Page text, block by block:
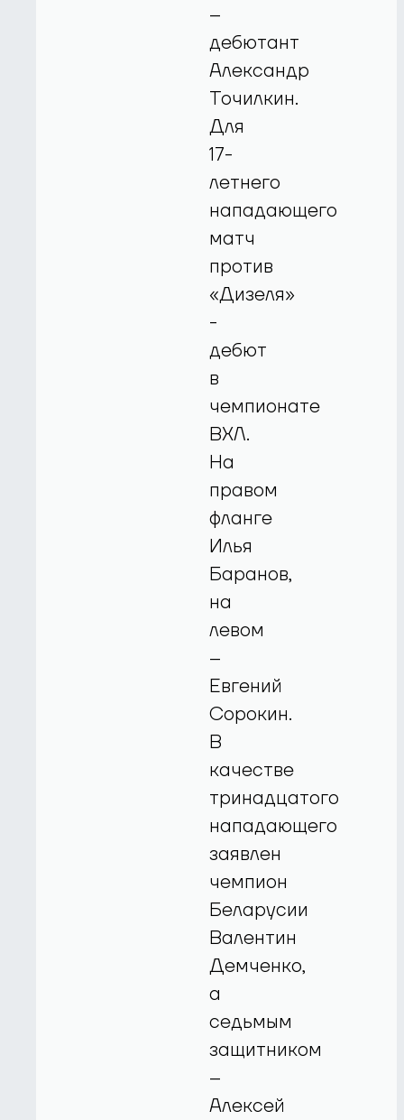
–
дебютант
Александр
Точилкин.
Для
17-
летнего
нападающего
матч
против
«Дизеля»
-
дебют
в
чемпионате
ВХЛ.
На
правом
фланге
Илья
Баранов,
на
левом
–
Евгений
Сорокин.
В
качестве
тринадцатого
нападающего
заявлен
чемпион
Беларусии
Валентин
Демченко,
а
седьмым
защитником
–
Алексей